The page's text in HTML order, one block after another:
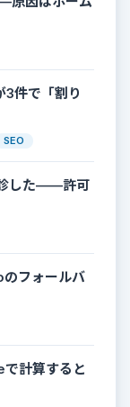
件で「割り
SEO
した——許可
フォールバ
計算すると